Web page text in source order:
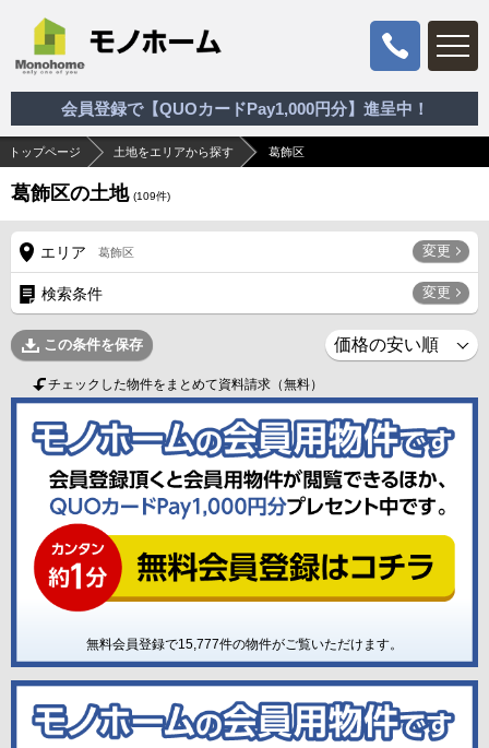
会員登録で【QUOカードPay1,000円分】進呈中！
トップページ 土地をエリアから探す 葛飾区
葛飾区の土地 (109件)
エリア 葛飾区 変更
検索条件 変更
この条件を保存
チェックした物件をまとめて資料請求（無料）
無料会員登録で15,777件の物件がご覧いただけます。